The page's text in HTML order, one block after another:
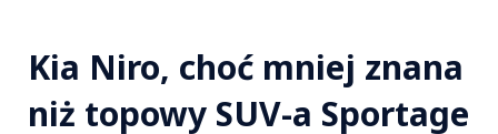
Kia Niro, choć mniej znana
niż topowy SUV-a Sportage